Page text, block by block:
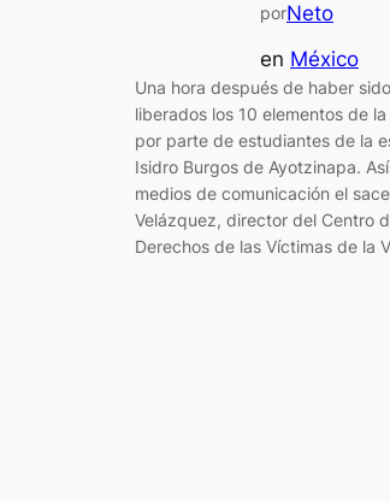
porNeto
en México
Una hora después de haber
liberados los 10 elementos de
por parte de estudiantes de la
Isidro Burgos de Ayotzinapa.
medios de comunicación el
Velázquez, director del Centro
Derechos de las Víctimas de la